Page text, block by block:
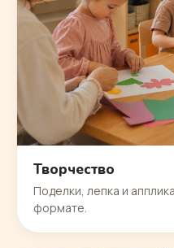
Творчество
Поделки, лепка и
формате.